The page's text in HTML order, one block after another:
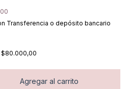
Transferencia o depósito bancario
$80.000,00